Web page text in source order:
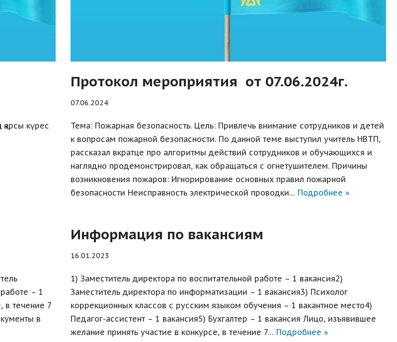
қарсы күрес
Протокол мероприятия от 07.06.2024г.
07.06.2024
Тема: Пожарная безопасность. Цель: Привлечь внимание сотрудников и детей
к вопросам пожарной безопасности. По данной теме выступил учитель НВТП,
рассказал вкратце про алгоритмы действий сотрудников и обучающихся и
наглядно продемонстрировал, как обращаться с огнетушителем. Причины
возникновения пожаров: Игнорирование основных правил пожарной
безопасности Неисправность электрической проводки… Подробнее »
– 1
в течение 7
в
Информация по вакансиям
16.01.2023
1) Заместитель директора по воспитательной работе – 1 вакансия2)
Заместитель директора по информатизации – 1 вакансия3) Психолог
коррекционных классов с русским языком обучения – 1 вакантное место4)
Педагог-ассистент – 1 вакансия5) Бухгалтер – 1 вакансия Лицо, изъявившее
желание принять участие в конкурсе, в течение 7… Подробнее »